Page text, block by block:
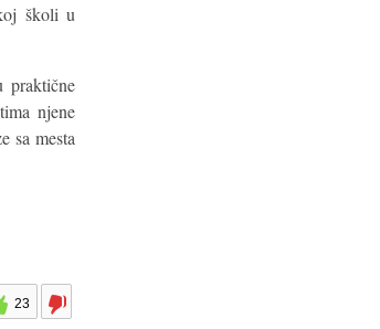
školi u
praktične
njene
sa mesta
23